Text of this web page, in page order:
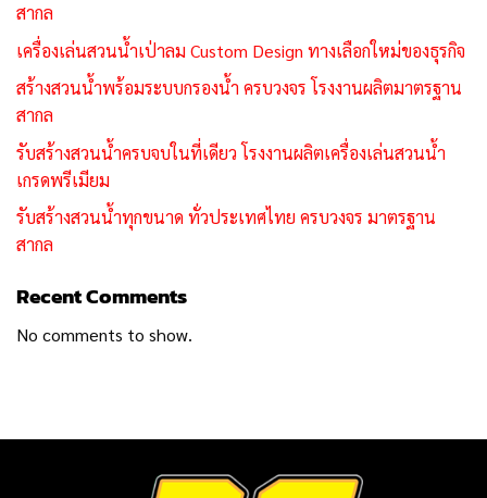
สากล
เครื่องเล่นสวนน้ำเป่าลม Custom Design ทางเลือกใหม่ของธุรกิจ
สร้างสวนน้ำพร้อมระบบกรองน้ำ ครบวงจร โรงงานผลิตมาตรฐาน
สากล
รับสร้างสวนน้ำครบจบในที่เดียว โรงงานผลิตเครื่องเล่นสวนน้ำ
เกรดพรีเมียม
รับสร้างสวนน้ำทุกขนาด ทั่วประเทศไทย ครบวงจร มาตรฐาน
สากล
Recent Comments
No comments to show.